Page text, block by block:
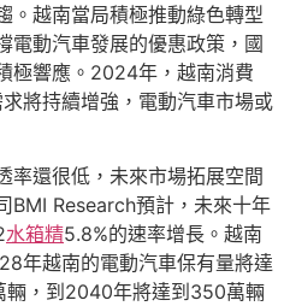
。越南當局積極推動綠色轉型
電動汽車發展的優惠政策，國
極響應。2024年，越南消費
將持續增強，電動汽車市場或
率還很低，未來市場拓展空間
BMI Research預計，未來十年
水箱精5.8%的速率增長。越南
年越南的電動汽車保有量將達
輛，到2040年將達到350萬輛